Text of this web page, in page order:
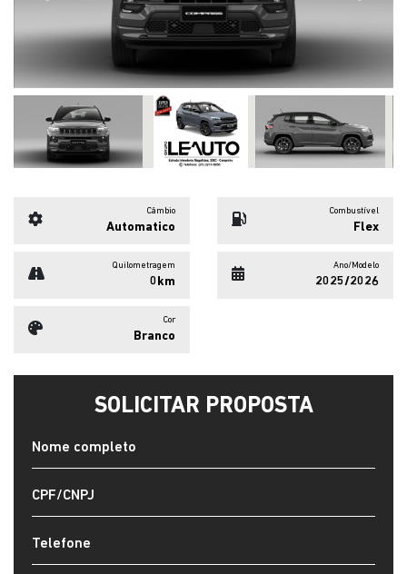
Câmbio
Automatico
Combustível
Flex
Quilometragem
0km
Ano/Modelo
2025/2026
Cor
Branco
SOLICITAR PROPOSTA